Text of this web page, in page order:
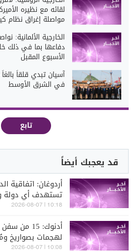
لقائه مع نظيره
مواصلة إغراق نظام
الخارجية الألمانية:
دفاعها بما في ذلك
الأسبوع المقبل
آسيان تبدي قلقاً
في الشرق الأوسط
تابع
قد يعجبك أيضاً
أردوغان: اتفاقية
تستهدف أي دولة
لمشاركة الدول
10:18 | 2026-08-07
أدنوك: 15
لهجمات بصواريخ
مضيق هرمز منذ
10:08 | 2026-08-07